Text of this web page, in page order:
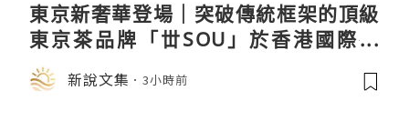
東京新奢華登場｜突破傳統框架的頂級
東京茶品牌「丗SOU」於香港國際茶
展首度亮相
新說文集 3小時前